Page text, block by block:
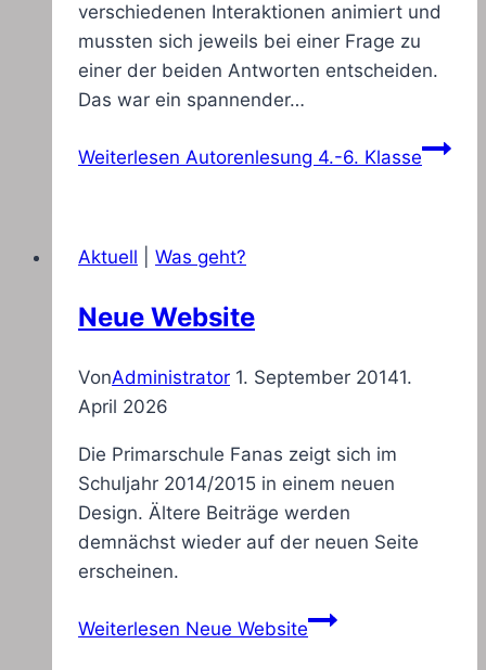
verschiedenen Interaktionen animiert und
mussten sich jeweils bei einer Frage zu
einer der beiden Antworten entscheiden.
Das war ein spannender…
Weiterlesen Autorenlesung 4.-6. Klasse
Aktuell Was geht?
Neue Website
VonAdministrator 1. September 20141.
April 2026
Die Primarschule Fanas zeigt sich im
Schuljahr 2014/2015 in einem neuen
Design. Ältere Beiträge werden
demnächst wieder auf der neuen Seite
erscheinen.
Weiterlesen Neue Website